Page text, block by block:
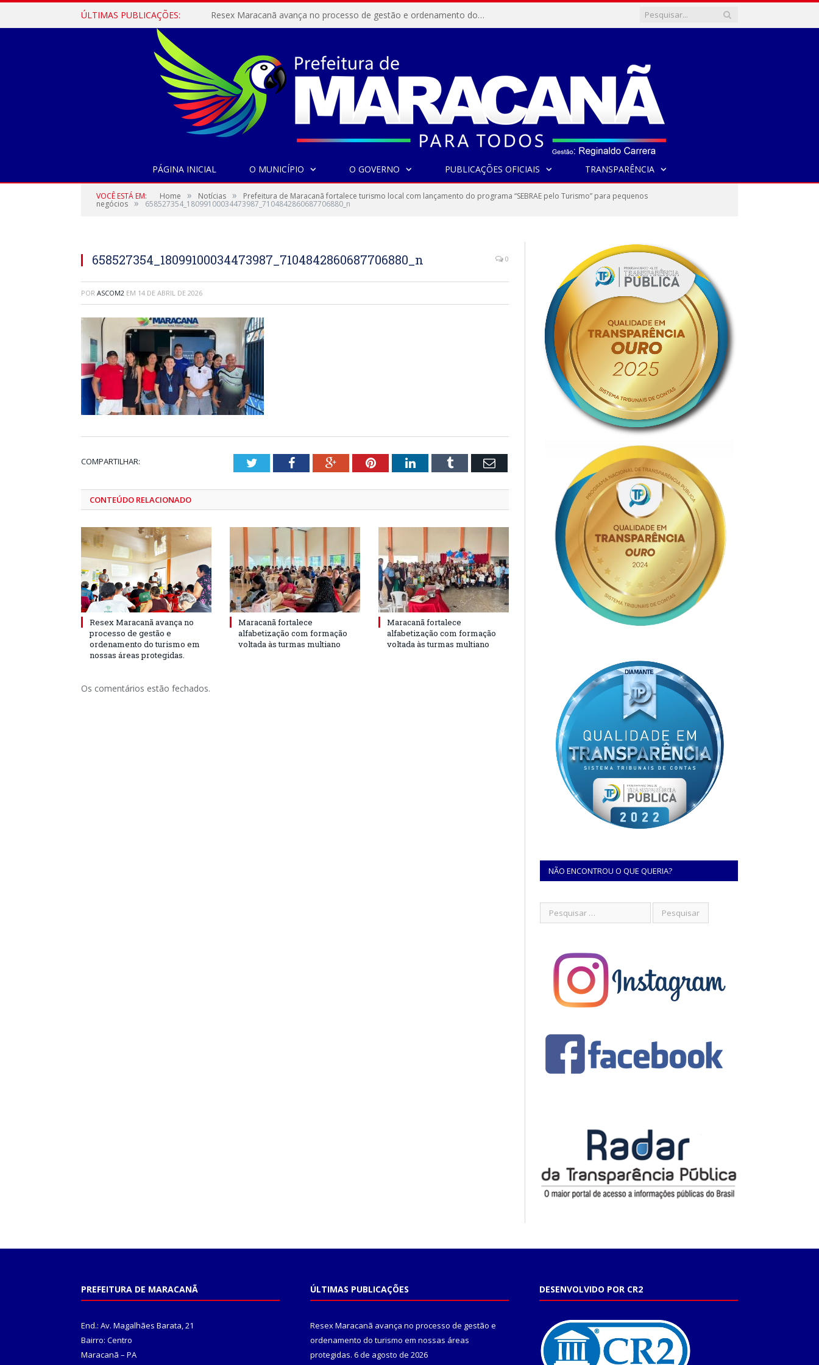
ÚLTIMAS PUBLICAÇÕES: Resex Maracanã avança no processo de gestão e ordenamento do turismo em nossas áreas protegidas.
PÁGINA INICIAL O MUNICÍPIO O GOVERNO PUBLICAÇÕES OFICIAIS TRANSPARÊNCIA
VOCÊ ESTÁ EM: Home » Notícias » Prefeitura de Maracanã fortalece turismo local com lançamento do programa “SEBRAE pelo Turismo” para pequenos
negócios » 658527354_18099100034473987_7104842860687706880_n
658527354_18099100034473987_7104842860687706880_n 0
POR ASCOM2 EM 14 DE ABRIL DE 2026
COMPARTILHAR: TwitterFacebookGoogle+PinterestLinkedInTumblr Email
CONTEÚDO RELACIONADO
Resex Maracanã avança no
processo de gestão e
ordenamento do turismo em
nossas áreas protegidas.
Maracanã fortalece
alfabetização com formação
voltada às turmas multiano
Maracanã fortalece
alfabetização com formação
voltada às turmas multiano
Os comentários estão fechados.
NÃO ENCONTROU O QUE QUERIA?
PREFEITURA DE MARACANÃ
End.: Av. Magalhães Barata, 21
Bairro: Centro
Maracanã – PA
ÚLTIMAS PUBLICAÇÕES
Resex Maracanã avança no processo de gestão e
ordenamento do turismo em nossas áreas
protegidas. 6 de agosto de 2026
DESENVOLVIDO POR CR2